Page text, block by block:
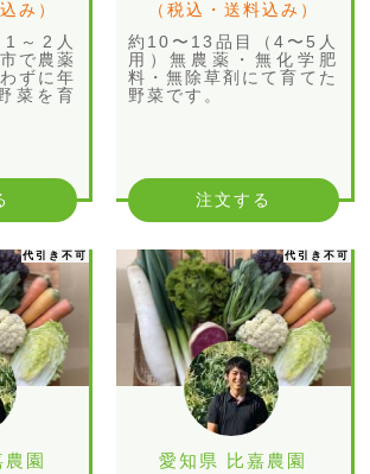
み）
～2人
で農薬
ずに年
菜を育
（税込・送料込み）
約10〜13品目（4〜5人
用）無農薬・無化学肥
料・無除草剤にて育てた
野菜です。
注文する
代引き不可
園
代引き不可
愛知県 比嘉農園